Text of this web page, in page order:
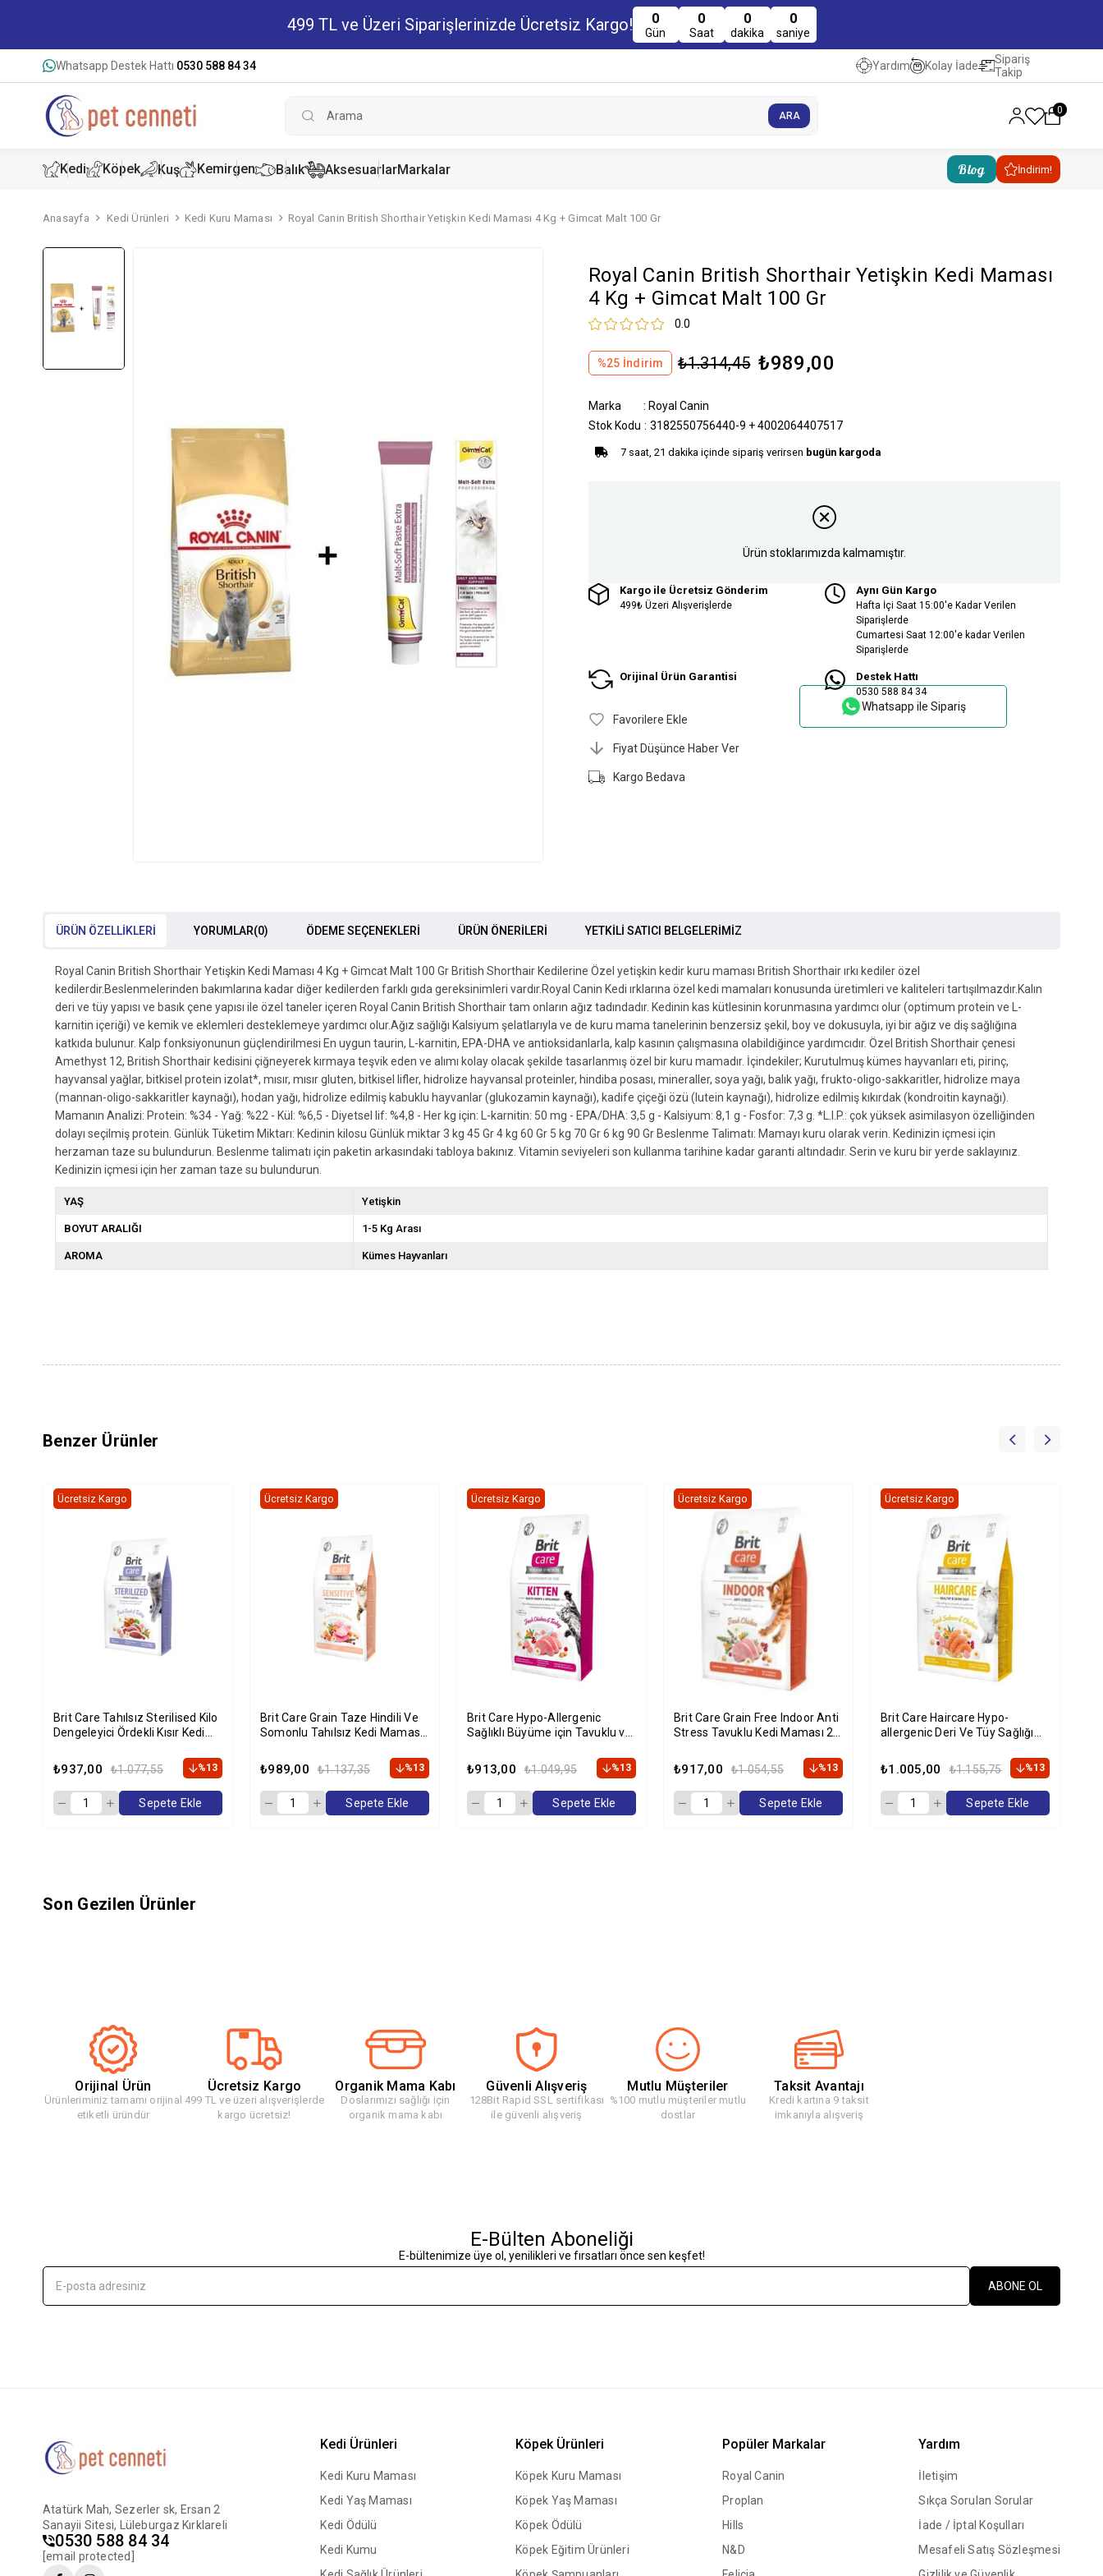
499 TL ve Üzeri Siparişlerinizde Ücretsiz Kargo! 0
Gün
0
Saat
0
dakika
0
saniye
Whatsapp Destek Hattı 0530 588 84 34 Yardım Kolay İade
Sipariş
Takip
0
Kedi Köpek Kuş Kemirgen Balık AksesuarlarMarkalar Blog İndirim!
Anasayfa Kedi Ürünleri Kedi Kuru Maması Royal Canin British Shorthair Yetişkin Kedi Maması 4 Kg + Gimcat Malt 100 Gr
Royal Canin British Shorthair Yetişkin Kedi Maması
4 Kg + Gimcat Malt 100 Gr
0.0
%25 İndirim ₺1.314,45 ₺989,00
Marka : Royal Canin
Stok Kodu
3182550756440-9 + 4002064407517
7 saat, 21 dakika içinde sipariş verirsen bugün kargoda
Ürün stoklarımızda kalmamıştır.
Kargo ile Ücretsiz Gönderim
499₺ Üzeri Alışverişlerde
Aynı Gün Kargo
Hafta İçi Saat 15:00'e Kadar Verilen
Siparişlerde
Cumartesi Saat 12:00'e kadar Verilen
Siparişlerde
Orijinal Ürün Garantisi Destek Hattı
0530 588 84 34
Favorilere Ekle
Fiyat Düşünce Haber Ver
Kargo Bedava
Whatsapp ile Sipariş
ÜRÜN ÖZELLIKLERI YORUMLAR(0) ÖDEME SEÇENEKLERI ÜRÜN ÖNERILERI YETKİLİ SATICI BELGELERİMİZ
Royal Canin British Shorthair Yetişkin Kedi Maması 4 Kg + Gimcat Malt 100 Gr British Shorthair Kedilerine Özel yetişkin kedir kuru maması British Shorthair ırkı kediler özel
kedilerdir.Beslenmelerinden bakımlarına kadar diğer kedilerden farklı gıda gereksinimleri vardır.Royal Canin Kedi ırklarına özel kedi mamaları konusunda üretimleri ve kaliteleri tartışılmazdır.Kalın
deri ve tüy yapısı ve basık çene yapısı ile özel taneler içeren Royal Canin British Shorthair tam onların ağız tadındadır. Kedinin kas kütlesinin korunmasına yardımcı olur (optimum protein ve L-
karnitin içeriği) ve kemik ve eklemleri desteklemeye yardımcı olur.Ağız sağlığı Kalsiyum şelatlarıyla ve de kuru mama tanelerinin benzersiz şekil, boy ve dokusuyla, iyi bir ağız ve diş sağlığına
katkıda bulunur. Kalp fonksiyonunun güçlendirilmesi En uygun taurin, L-karnitin, EPA-DHA ve antioksidanlarla, kalp kasının çalışmasına olabildiğince yardımcıdır. Özel British Shorthair çenesi
Amethyst 12, British Shorthair kedisini çiğneyerek kırmaya teşvik eden ve alımı kolay olacak şekilde tasarlanmış özel bir kuru mamadır. İçindekiler; Kurutulmuş kümes hayvanları eti, pirinç,
hayvansal yağlar, bitkisel protein izolat*, mısır, mısır gluten, bitkisel lifler, hidrolize hayvansal proteinler, hindiba posası, mineraller, soya yağı, balık yağı, frukto-oligo-sakkaritler, hidrolize maya
(mannan-oligo-sakkaritler kaynağı), hodan yağı, hidrolize edilmiş kabuklu hayvanlar (glukozamin kaynağı), kadife çiçeği özü (lutein kaynağı), hidrolize edilmiş kıkırdak (kondroitin kaynağı).
Mamanın Analizi: Protein: %34 - Yağ: %22 - Kül: %6,5 - Diyetsel lif: %4,8 - Her kg için: L-karnitin: 50 mg - EPA/DHA: 3,5 g - Kalsiyum: 8,1 g - Fosfor: 7,3 g. *L.I.P.: çok yüksek asimilasyon özelliğinden
dolayı seçilmiş protein. Günlük Tüketim Miktarı: Kedinin kilosu Günlük miktar 3 kg 45 Gr 4 kg 60 Gr 5 kg 70 Gr 6 kg 90 Gr Beslenme Talimatı: Mamayı kuru olarak verin. Kedinizin içmesi için
herzaman taze su bulundurun. Beslenme talimatı için paketin arkasındaki tabloya bakınız. Vitamin seviyeleri son kullanma tarihine kadar garanti altındadır. Serin ve kuru bir yerde saklayınız.
Kedinizin içmesi için her zaman taze su bulundurun.
YAŞ Yetişkin
BOYUT ARALIĞI 1-5 Kg Arası
AROMA Kümes Hayvanları
Benzer Ürünler
Brit Care Tahılsız Sterilised Kilo
Dengeleyici Ördekli Kısır Kedi
₺937,00 ₺1.077,55 %13
Ücretsiz Kargo
Sepete Ekle
Brit Care Grain Taze Hindili Ve
Somonlu Tahılsız Kedi Maması
₺989,00 ₺1.137,35 %13
Ücretsiz Kargo
Sepete Ekle
Brit Care Hypo-Allergenic
Sağlıklı Büyüme için Tavuklu ve
Maması 2kg
₺913,00 ₺1.049,95 %13
Ücretsiz Kargo
Sepete Ekle
Brit Care Grain Free Indoor Anti
Stress Tavuklu Kedi Maması 2
₺917,00 ₺1.054,55 %13
Ücretsiz Kargo
Sepete Ekle
Brit Care Haircare Hypo-
allergenic Deri Ve Tüy Sağlığı
Maması 2kg
₺1.005,00 ₺1.155,75 %13
Ücretsiz Kargo
Sepete Ekle
Son Gezilen Ürünler
Orijinal Ürün
Ürünleriminiz tamamı orijinal
etiketli üründür
Ücretsiz Kargo
499 TL ve üzeri alışverişlerde
kargo ücretsiz!
Organik Mama Kabı
Doslarımızı sağlığı için
organik mama kabı
Güvenli Alışveriş
128Bit Rapid SSL sertifikası
ile güvenli alışveriş
Mutlu Müşteriler
%100 mutlu müşteriler mutlu
dostlar
Taksit Avantajı
Kredi kartına 9 taksit
imkanıyla alışveriş
E-Bülten Aboneliği
E-bültenimize üye ol, yenilikleri ve fırsatları önce sen keşfet!
ABONE OL
Atatürk Mah, Sezerler sk, Ersan 2
Sanayii Sitesi, Lüleburgaz Kırklareli
0530 588 84 34
[email protected]
Kedi Ürünleri
Kedi Kuru Maması
Kedi Yaş Maması
Kedi Ödülü
Kedi Kumu
Köpek Ürünleri
Köpek Kuru Maması
Köpek Yaş Maması
Köpek Ödülü
Köpek Eğitim Ürünleri
Popüler Markalar
Royal Canin
Proplan
Hills
N&D
Yardım
İletişim
Sıkça Sorulan Sorular
İade / İptal Koşulları
Mesafeli Satış Sözleşmesi